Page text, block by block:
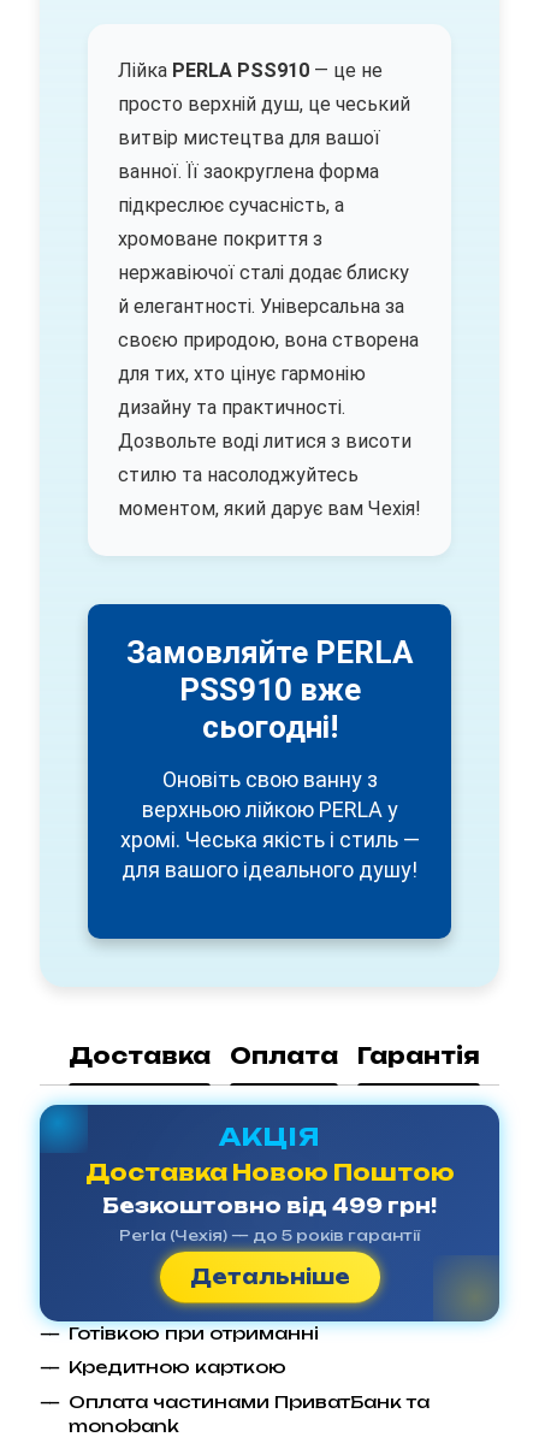
Лійка PERLA PSS910 — це не
просто верхній душ, це чеський
витвір мистецтва для вашої
ванної. Її заокруглена форма
підкреслює сучасність, а
хромоване покриття з
нержавіючої сталі додає блиску
й елегантності. Універсальна за
своєю природою, вона створена
для тих, хто цінує гармонію
дизайну та практичності.
Дозвольте воді литися з висоти
стилю та насолоджуйтесь
моментом, який дарує вам Чехія!
Замовляйте PERLA
PSS910 вже
сьогодні!
Оновіть свою ванну з
верхньою лійкою PERLA у
хромі. Чеська якість і стиль —
для вашого ідеального душу!
Доставка Оплата Гарантія
АКЦІЯ
Доставка Новою Поштою
Безкоштовно від 499 грн!
Perla (Чехія) — до 5 років гарантії
Детальніше
Готівкою при отриманні
Кредитною карткою
Оплата частинами ПриватБанк та
monobank